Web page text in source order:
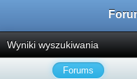
Wyniki wyszukiwania
Forums